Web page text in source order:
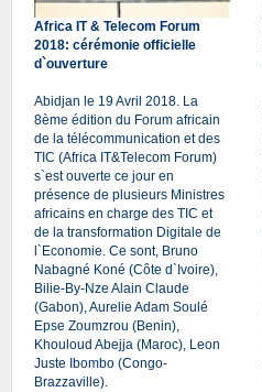
Africa IT & Telecom Forum
2018: cérémonie officielle
d`ouverture
Abidjan le 19 Avril 2018. La
8ème édition du Forum africain
de la télécommunication et des
TIC (Africa IT&Telecom Forum)
s`est ouverte ce jour en
présence de plusieurs Ministres
africains en charge des TIC et
de la transformation Digitale de
l`Economie. Ce sont, Bruno
Nabagné Koné (Côte d`Ivoire),
Bilie-By-Nze Alain Claude
(Gabon), Aurelie Adam Soulé
Epse Zoumzrou (Benin),
Khouloud Abejja (Maroc), Leon
Juste Ibombo (Congo-
Brazzaville).